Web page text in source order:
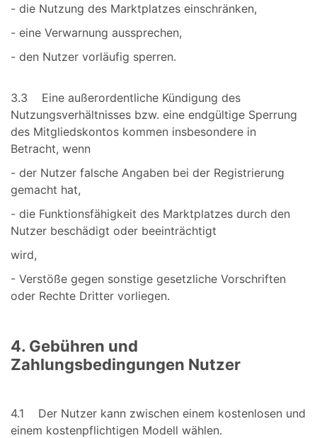
- die Nutzung des Marktplatzes einschränken,
- eine Verwarnung aussprechen,
- den Nutzer vorläufig sperren.
3.3 Eine außerordentliche Kündigung des
Nutzungsverhältnisses bzw. eine endgültige Sperrung
des Mitgliedskontos kommen insbesondere in
Betracht, wenn
- der Nutzer falsche Angaben bei der Registrierung
gemacht hat,
- die Funktionsfähigkeit des Marktplatzes durch den
Nutzer beschädigt oder beeinträchtigt
wird,
- Verstöße gegen sonstige gesetzliche Vorschriften
oder Rechte Dritter vorliegen.
4. Gebühren und
Zahlungsbedingungen Nutzer
4.1 Der Nutzer kann zwischen einem kostenlosen und
einem kostenpflichtigen Modell wählen.